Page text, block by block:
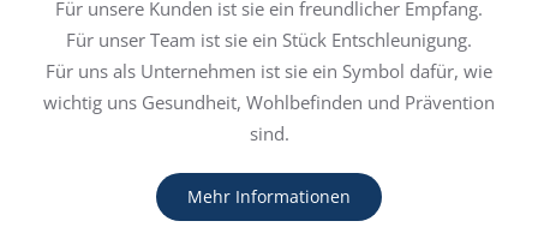
Für unsere Kunden ist sie ein freundlicher Empfang.
Für unser Team ist sie ein Stück Entschleunigung.
Für uns als Unternehmen ist sie ein Symbol dafür, wie
wichtig uns Gesundheit, Wohlbefinden und Prävention
sind.
Mehr Informationen